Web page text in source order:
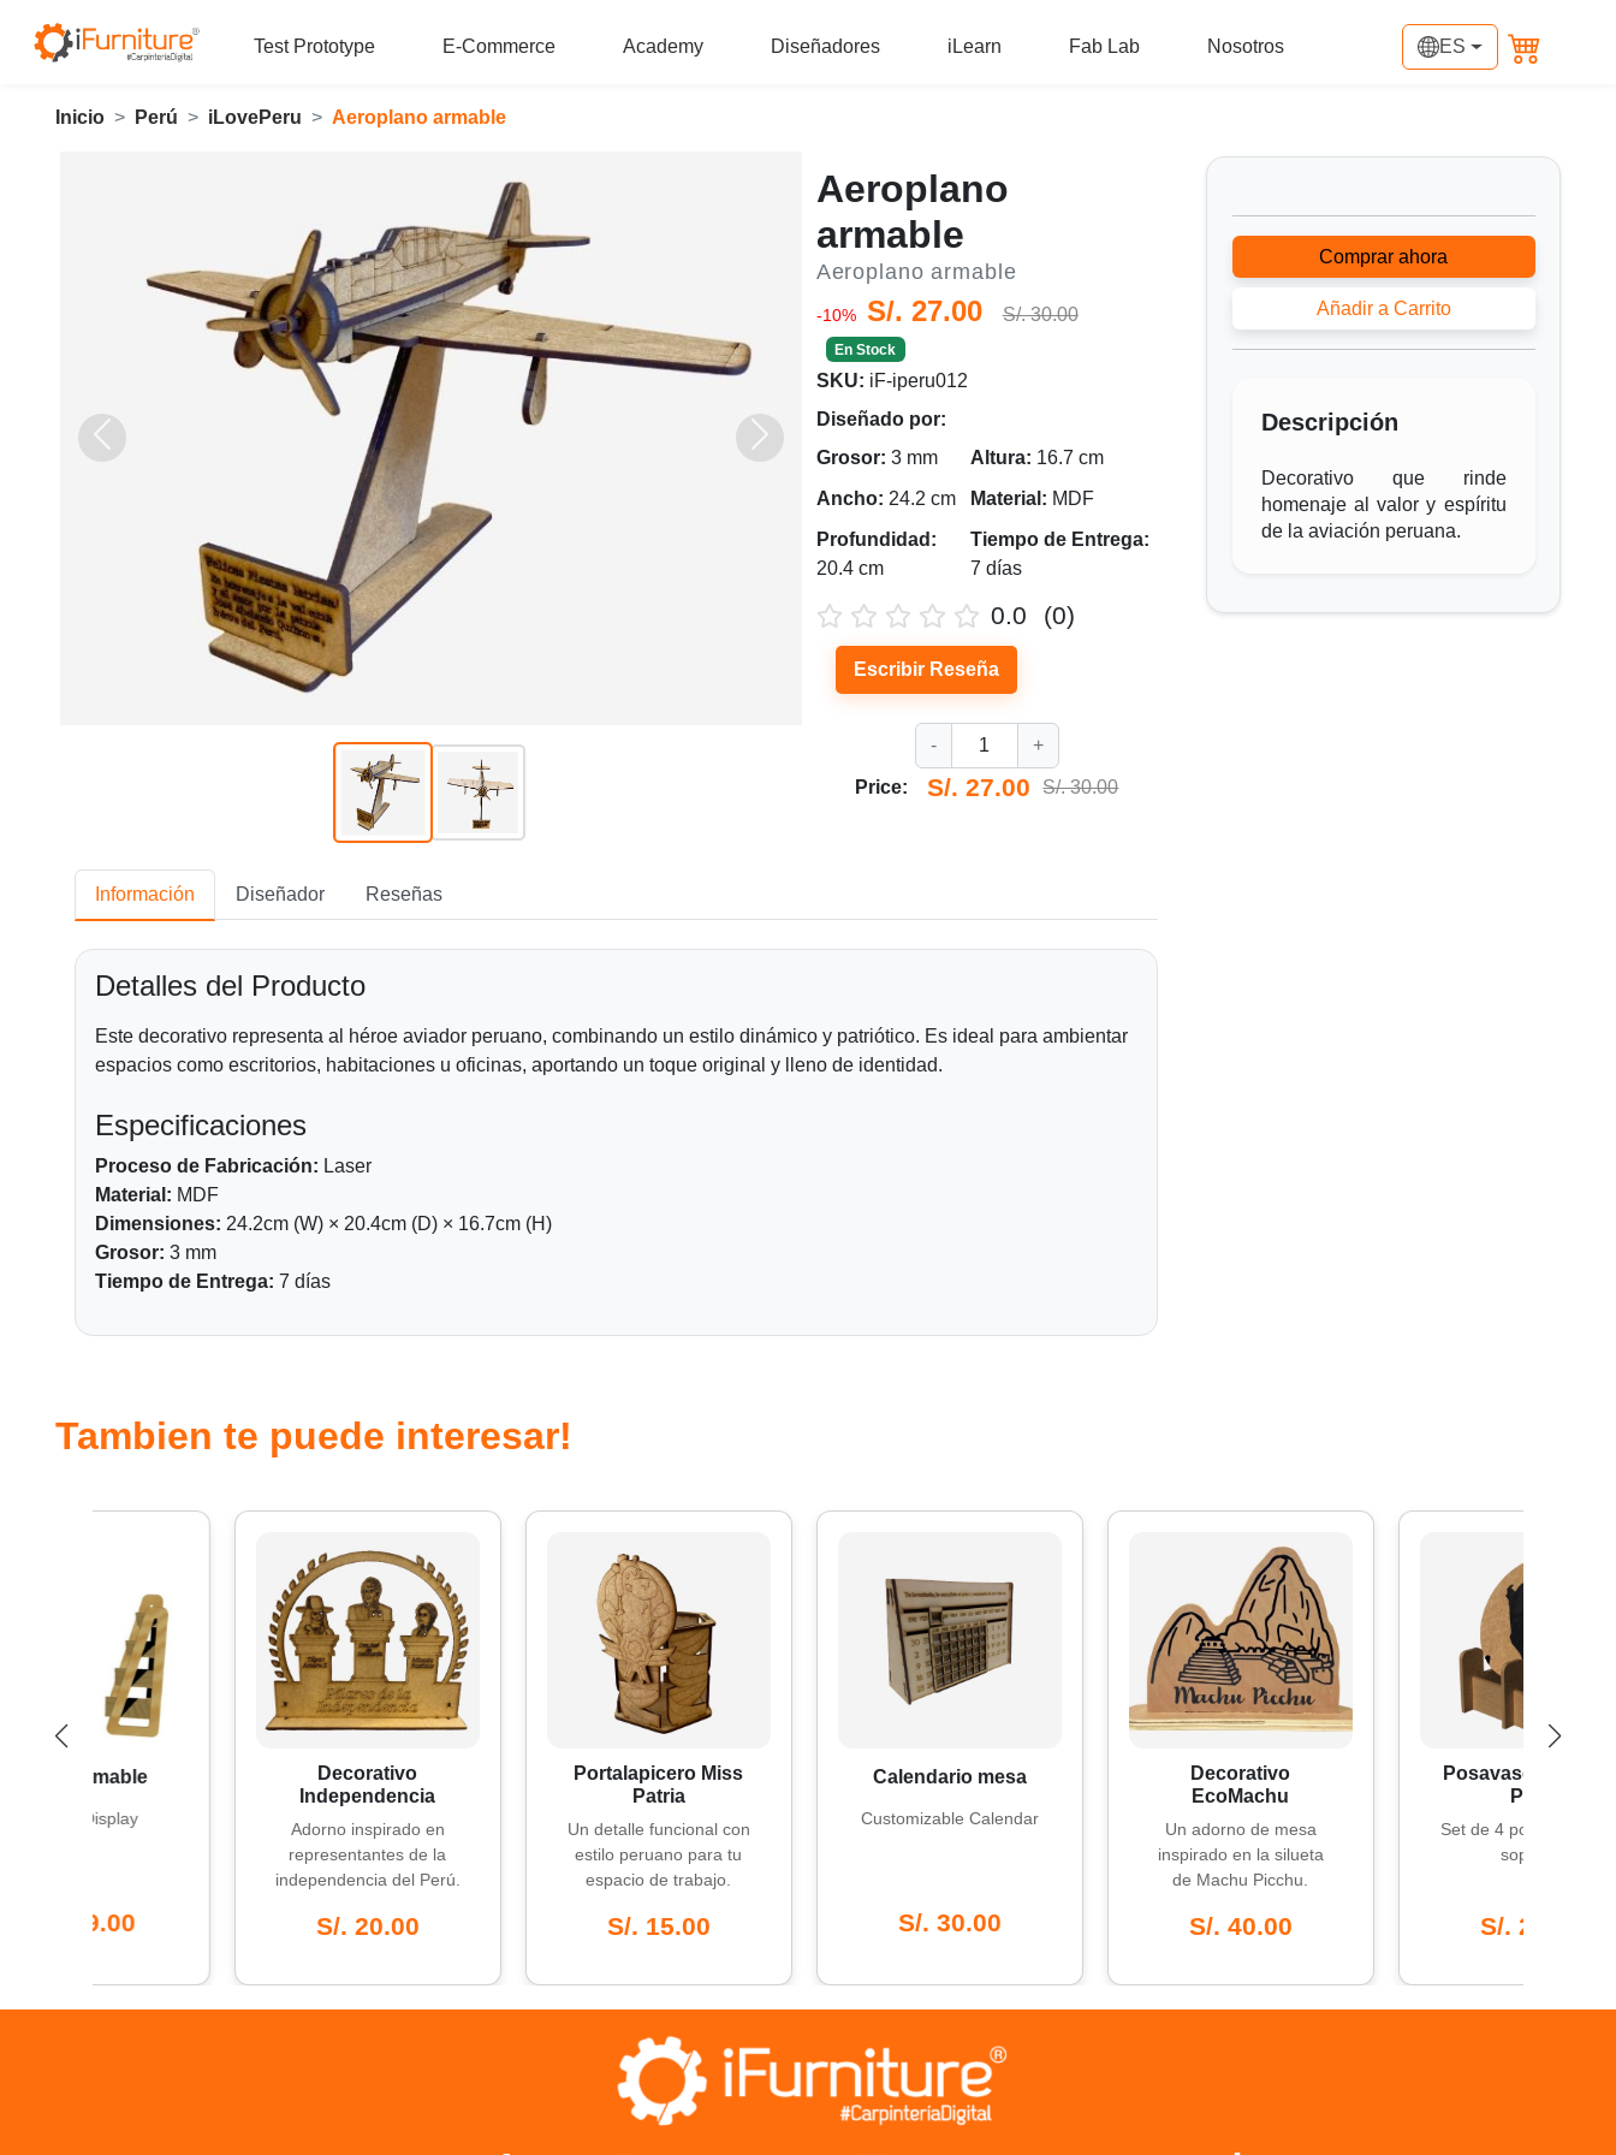
Test Prototype E-Commerce Academy Diseñadores iLearn Fab Lab Nosotros ES
Inicio Perú iLovePeru Aeroplano armable
Anterior Siguiente
Aeroplano
armable
Aeroplano armable
-10% S/. 27.00 S/. 30.00
En Stock
SKU: iF-iperu012
Diseñado por:
Grosor: 3 mm
Ancho: 24.2 cm
Profundidad:
20.4 cm
Altura: 16.7 cm
Material: MDF
Tiempo de Entrega:
7 días
0.0 (0)
Escribir Reseña
Price: S/. 27.00 S/. 30.00
- 1 +
Información Diseñador Reseñas
Detalles del Producto
Este decorativo representa al héroe aviador peruano, combinando un estilo dinámico y patriótico. Es ideal para ambientar
espacios como escritorios, habitaciones u oficinas, aportando un toque original y lleno de identidad.
Especificaciones
Proceso de Fabricación: Laser
Material: MDF
Dimensiones: 24.2cm (W) × 20.4cm (D) × 16.7cm (H)
Grosor: 3 mm
Tiempo de Entrega: 7 días
Comprar ahora
Añadir a Carrito
Descripción
Decorativo que rinde
homenaje al valor y espíritu
de la aviación peruana.
Tambien te puede interesar!
Decorativo
Independencia
Adorno inspirado en
representantes de la
independencia del Perú.
S/. 20.00
Portalapicero Miss
Un detalle funcional con
estilo peruano para tu
espacio de trabajo.
S/. 15.00
Calendario mesa
Customizable Calendar
S/. 30.00
Decorativo
EcoMachu
Un adorno de mesa
inspirado en la silueta
de Machu Picchu.
S/. 40.00
Posavasos Celebra
Set de 4 posavasos con
S/. 25.00